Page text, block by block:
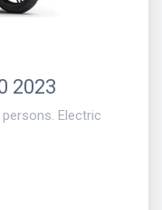
2023
Electric